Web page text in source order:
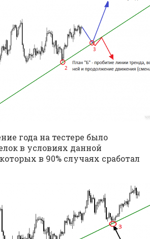
года на тестере было
в условиях данной
в 90% случаях сработал